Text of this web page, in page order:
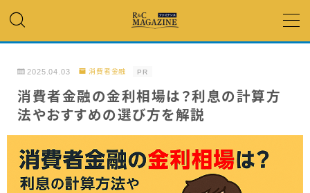
アコム・レイク・ プロミス
銀行カードローン
キャッシング
2025.04.03 消費者金融 PR
消費者金融の金利相場は？利息の計算方
法やおすすめの選び方を解説